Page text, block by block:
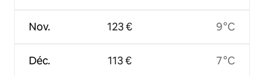
Nov.
Déc.
123 €
113 €
9 °C
7 °C